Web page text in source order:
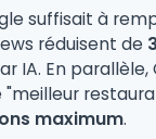
suffisait à
réduisent de
IA. En
maximum.